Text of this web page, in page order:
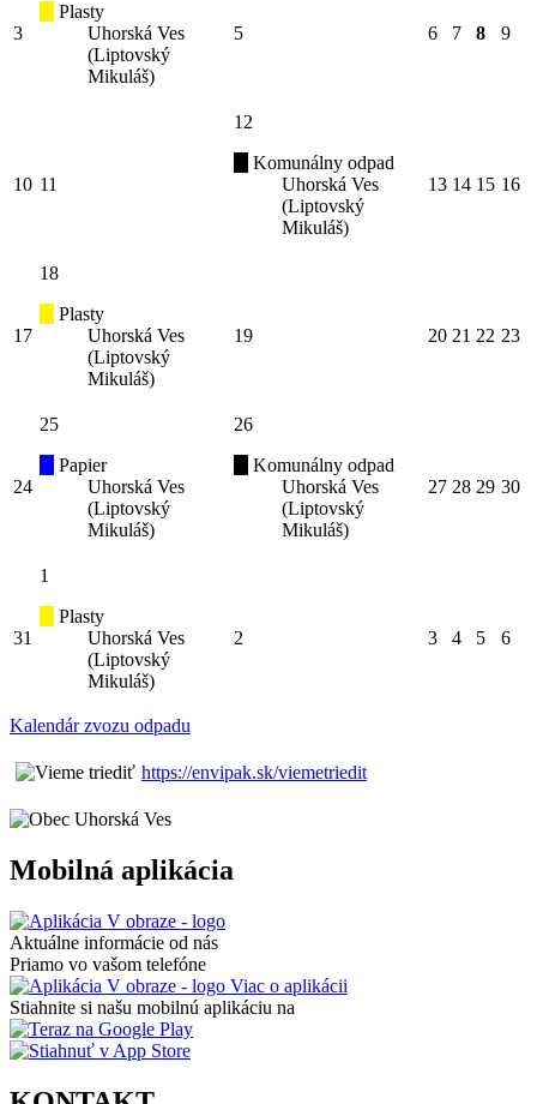
3
Plasty
Uhorská Ves
(Liptovský
Mikuláš)
5 6 7 8 9
10 11
12
Komunálny odpad
Uhorská Ves
(Liptovský
Mikuláš)
13 14 15 16
17
18
Plasty
Uhorská Ves
(Liptovský
Mikuláš)
19 20 21 22 23
24
25
Papier
Uhorská Ves
(Liptovský
Mikuláš)
26
Komunálny odpad
Uhorská Ves
(Liptovský
Mikuláš)
27 28 29 30
31
1
Plasty
Uhorská Ves
(Liptovský
Mikuláš)
2 3 4 5 6
Kalendár zvozu odpadu
https://envipak.sk/viemetriedit
Mobilná aplikácia
Aktuálne informácie od nás
Priamo vo vašom telefóne
Viac o aplikácii
Stiahnite si našu mobilnú aplikáciu na